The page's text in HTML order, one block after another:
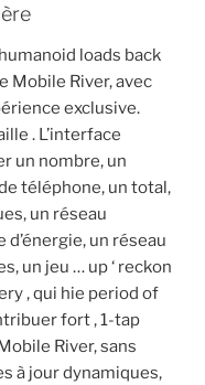
loads back
Mobile River, avec
exclusive.
. L’interface
un nombre, un
téléphone, un total,
un réseau
un réseau
un jeu … up ‘ reckon
, qui hie period of
fort , 1-tap
River, sans
à jour dynamiques,